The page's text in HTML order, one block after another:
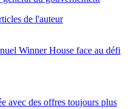
de l'auteur
Winner House face au défi
avec des offres toujours plus